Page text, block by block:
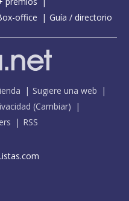
office Guía / directorio
Sugiere una web
(Cambiar)
RSS